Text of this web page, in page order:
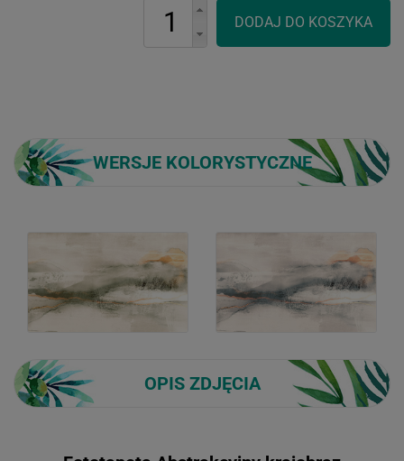
WERSJE KOLORYSTYCZNE
OPIS ZDJĘCIA